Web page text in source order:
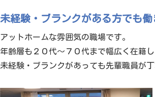
未経験・ブランクがある方でも働
アットホームな雰囲気の職場です。
年齢層も２０代～７０代まで幅広く在籍
未経験・ブランクがあっても先輩職員が